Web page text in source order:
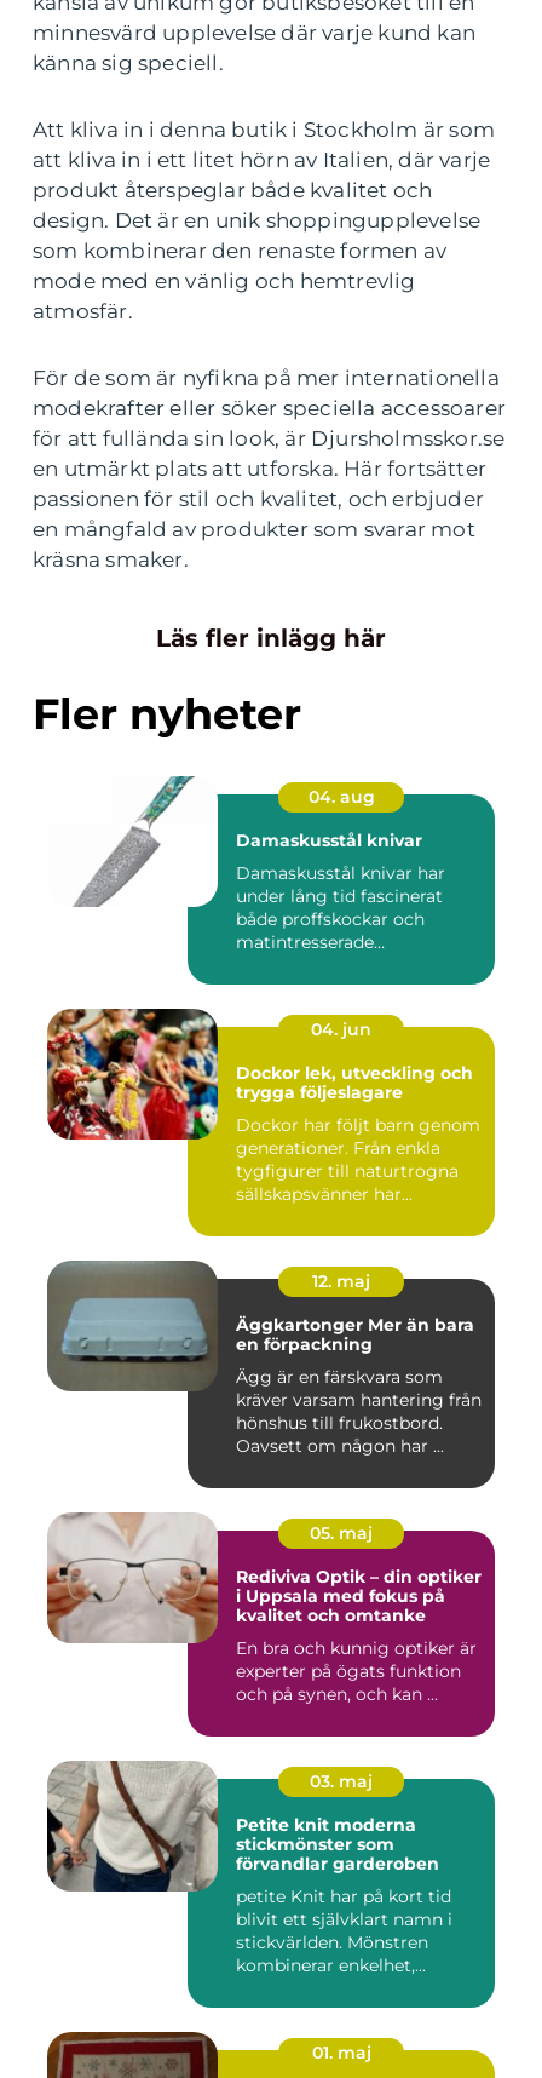
minnesvärd upplevelse där varje kund kan
känna sig speciell.
Att kliva in i denna butik i Stockholm är som
att kliva in i ett litet hörn av Italien, där varje
produkt återspeglar både kvalitet och
design. Det är en unik shoppingupplevelse
som kombinerar den renaste formen av
mode med en vänlig och hemtrevlig
atmosfär.
För de som är nyfikna på mer internationella
modekrafter eller söker speciella accessoarer
för att fullända sin look, är Djursholmsskor.se
en utmärkt plats att utforska. Här fortsätter
passionen för stil och kvalitet, och erbjuder
en mångfald av produkter som svarar mot
kräsna smaker.
Läs fler inlägg här
Fler nyheter
04. aug
Damaskusstål knivar
Damaskusstål knivar har
under lång tid fascinerat
både proffskockar och
matintresserade
04. jun
Dockor lek, utveckling och
trygga följeslagare
Dockor har följt barn genom
generationer. Från enkla
tygfigurer till naturtrogna
sällskapsvänner har...
12. maj
Äggkartonger Mer än bara
en förpackning
Ägg är en färskvara som
kräver varsam hantering från
hönshus till frukostbord.
Oavsett om någon har ...
05. maj
Rediviva Optik – din optiker
i Uppsala med fokus på
kvalitet och omtanke
En bra och kunnig optiker är
experter på ögats funktion
och på synen, och kan ...
03. maj
Petite knit moderna
stickmönster som
förvandlar garderoben
petite Knit har på kort tid
blivit ett självklart namn i
stickvärlden. Mönstren
kombinerar enkelhet,...
01. maj